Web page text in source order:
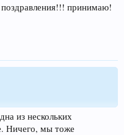
принимаю!
из нескольких
Ничего, мы тоже